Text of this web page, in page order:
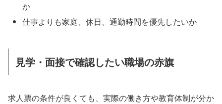
か
仕事よりも家庭、休日、通勤時間を優先したいか
見学・面接で確認したい職場の赤旗
求人票の条件が良くても、実際の働き方や教育体制が分か